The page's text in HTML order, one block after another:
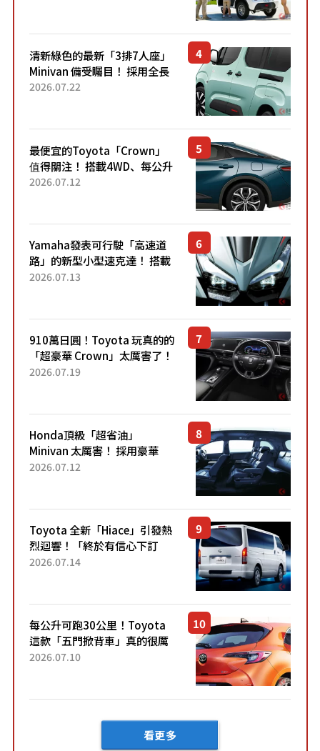
清新綠色的最新「3排7人座」
Minivan 備受矚目！ 採用全長
4.7公尺剛剛好的車身尺寸與
2026.07.22
最便宜的Toyota「Crown」
值得關注！ 搭載4WD、每公升
22.4公里低油耗表現超亮眼！
2026.07.12
Yamaha發表可行駛「高速道
路」的新型小型速克達！ 搭載
能享受超強勁「渦輪感」的動
2026.07.13
910萬日圓！Toyota 玩真的的
「超豪華 Crown」太厲害了！
採用由「匠人技藝」打造的
2026.07.19
Honda頂級「超省油」
Minivan 太厲害！ 採用豪華
「真皮座椅」與專屬「黑色內
「三...
2026.07.12
Toyota 全新「Hiace」引發熱
烈迴響！「終於有信心下訂
了！」「哪個等級交車最
車？...
2026.07.14
每公升可跑30公里！Toyota
這款「五門掀背車」真的很厲
害！ 擁有全長4.3公尺的「剛剛
2026.07.10
看更多